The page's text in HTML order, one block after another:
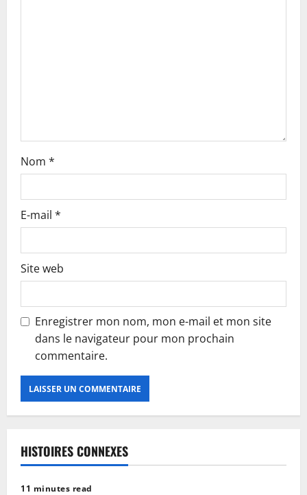
Nom *
E-mail *
Site web
Enregistrer mon nom, mon e-mail et mon site
dans le navigateur pour mon prochain
commentaire.
HISTOIRES CONNEXES
11 minutes read